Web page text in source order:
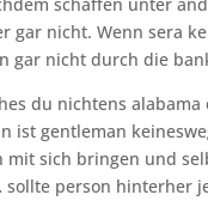
gar nicht. Wenn sera
gar nicht durch die
du nichtens
ist gentleman
sich bringen und
sollte person hinterher